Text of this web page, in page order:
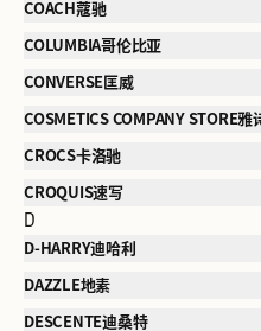
COACH蔻驰
COLUMBIA哥伦比亚
CONVERSE匡威
COSMETICS COMPANY STORE
CROCS卡洛驰
CROQUIS速写
D
D-HARRY迪哈利
DAZZLE地素
DESCENTE迪桑特